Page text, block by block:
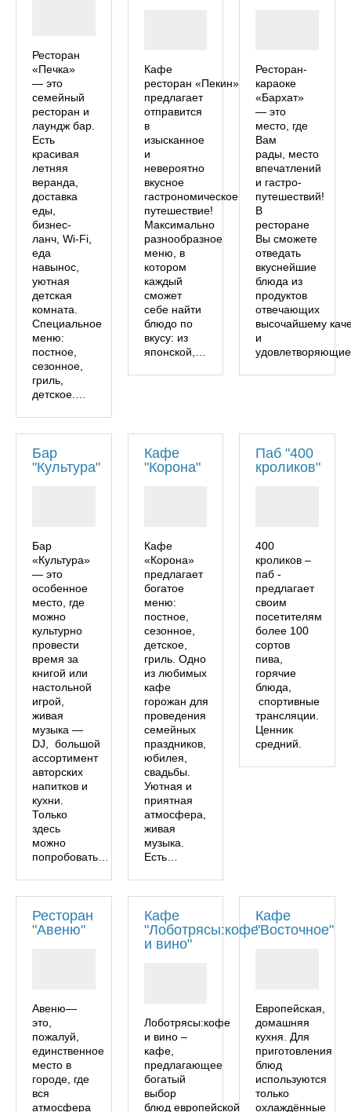
Ресторан
«Печка»
— это
семейный
ресторан и
лаундж бар.
Есть
красивая
летняя
веранда,
доставка
еды,
бизнес-
ланч, Wi-Fi,
еда
навынос,
уютная
детская
комната.
Специальное
меню:
постное,
сезонное,
гриль,
детское.…
Кафе
ресторан «Пекин»
предлагает
отправится
в
изысканное
и
невероятно
вкусное
гастрономическое
путешествие!
Максимально
разнообразное
меню, в
котором
каждый
сможет
себе найти
блюдо по
вкусу: из
японской,…
Ресторан-
караоке
«Бархат»
— это
место, где
Вам
рады, место
впечатлений
и гастро-
путешествий!
В
ресторане
Вы сможете
отведать
вкуснейшие
блюда из
продуктов
отвечающих
высочайшему
и
Бар
"Культура"
Бар
«Культура»
— это
особенное
место, где
можно
культурно
провести
время за
книгой или
настольной
игрой,
живая
музыка —
DJ, большой
ассортимент
авторских
напитков и
кухни.
Только
здесь
можно
попробовать…
Кафе
"Корона"
Кафе
«Корона»
предлагает
богатое
меню:
постное,
сезонное,
детское,
гриль. Одно
из любимых
кафе
горожан для
проведения
семейных
праздников,
юбилея,
свадьбы.
Уютная и
приятная
атмосфера,
живая
музыка.
Есть…
Паб "400
кроликов"
400
кроликов –
паб -
предлагает
своим
посетителям
более 100
сортов
пива,
горячие
блюда,
спортивные
трансляции.
Ценник
средний.
Ресторан
"Авеню"
Авеню—
это,
пожалуй,
единственное
место в
городе, где
вся
атмосфера
Кафе
"Лоботрясы:кофе
и вино"
Лоботрясы:кофе
и вино –
кафе,
предлагающее
богатый
выбор
блюд европейской
Кафе
"Восточное"
Европейская,
домашняя
кухня. Для
приготовления
блюд
используются
только
охлаждённые